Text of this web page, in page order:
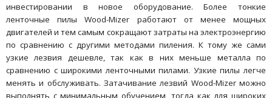
инвестировании в новое оборудование. Более тонкие
ленточные пилы Wood-Mizer работают от менее мощных
двигателей и тем самым сокращают затраты на электроэнергию
по сравнению с другими методами пиления. К тому же сами
узкие лезвия дешевле, так как в них меньше металла по
сравнению с широкими ленточными пилами. Узкие пилы легче
менять и обслуживать. Затачивание лезвий Wood-Mizer можно
выполнять с минимальным обучением, тогда как для широких